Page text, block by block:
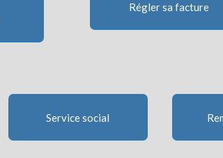
Régler sa facture
Service social